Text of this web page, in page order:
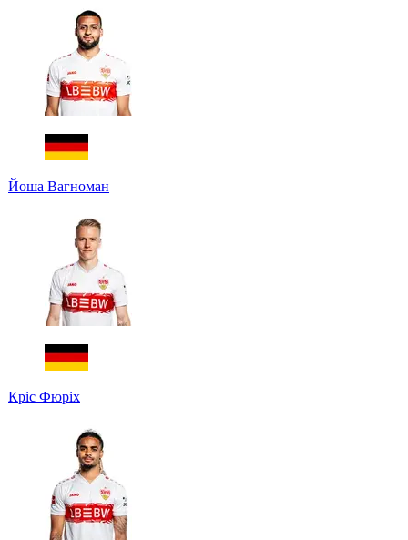
Йоша Вагноман
Кріс Фюріх